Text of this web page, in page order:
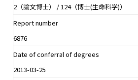
2（論文博士） / 124（博士(生命科学)）
Report number
6876
Date of conferral of degrees
2013-03-25